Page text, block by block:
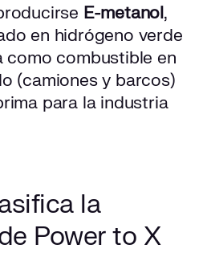
E-metanol,
en hidrógeno verde
como combustible en
(camiones y barcos)
para la industria
la
Power to X